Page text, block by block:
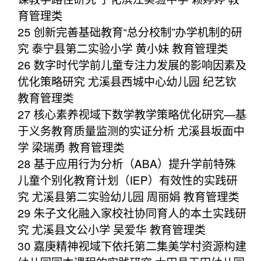
育管理类
25 创新完善基础教育“总分校制”办学机制的研
究 泰宁县第二实验小学 黄小妹 教育管理类
26 数字时代学前儿童专注力发展的影响因素及
优化策略研究 尤溪县西城中心幼儿园 纪艺钦
教育管理类
27 核心素养视域下数学教学策略优化研究—基
于义务教育质量监测的实证分析 尤溪县坂面中
学 梁瑞勇 教育管理类
28 基于应用行为分析（ABA）提升学前特殊
儿童个别化教育计划（IEP）有效性的实践研
究 尤溪县第二实验幼儿园 周丽娟 教育管理类
29 朱子文化融入家校社协同育人的本土实践研
究 尤溪县文公小学 吴爱华 教育管理类
30 嘉庚精神视域下依托第二集美学村资源构建